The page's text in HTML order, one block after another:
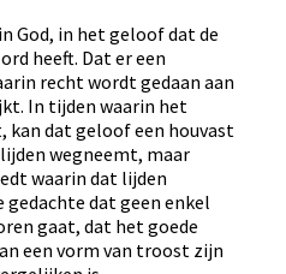
God, in het geloof dat de
heeft. Dat er een
recht wordt gedaan aan
In tijden waarin het
kan dat geloof een houvast
wegneemt, maar
waarin dat lijden
gedachte dat geen enkel
gaat, dat het goede
een vorm van troost zijn